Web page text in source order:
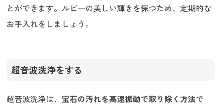
とができます。ルビーの美しい輝きを保つため、定期的な
お手入れをしましょう。
超音波洗浄をする
超音波洗浄は、宝石の汚れを高速振動で取り除く方法で